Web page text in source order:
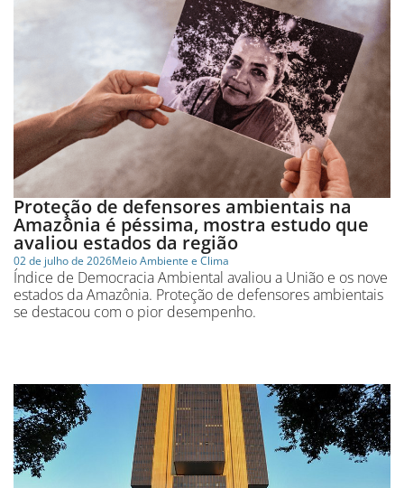
Proteção de defensores ambientais na
Amazônia é péssima, mostra estudo que
avaliou estados da região
02 de julho de 2026Meio Ambiente e Clima
Índice de Democracia Ambiental avaliou a União e os nove
estados da Amazônia. Proteção de defensores ambientais
se destacou com o pior desempenho.